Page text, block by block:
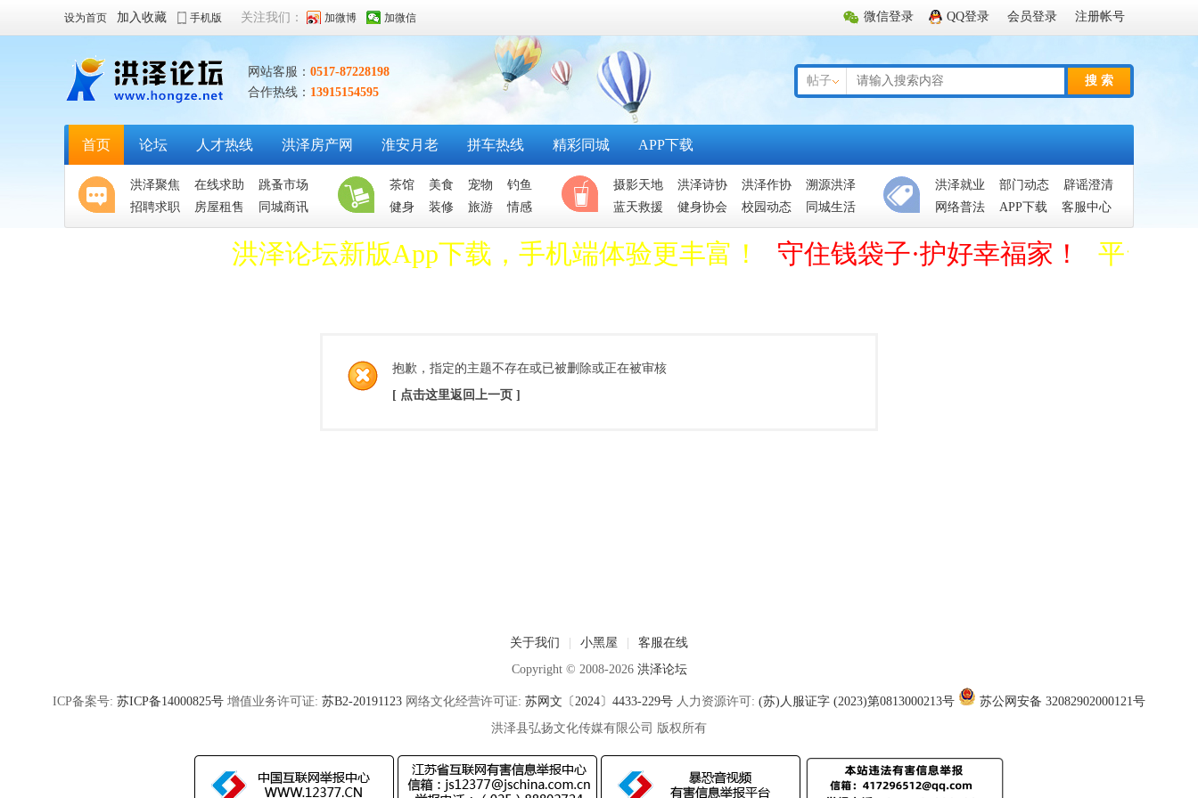
微信登录 QQ登录 会员登录 注册帐号
设为首页 加入收藏 手机版 关注我们： 加微博 加微信
网站客服： 0517-87228198
合作热线： 13915154595
帖子 搜 索
首页 论坛 人才热线 洪泽房产网 淮安月老 拼车热线 精彩同城 APP下载
洪泽聚焦 在线求助
跳蚤市场
招聘求职
房屋租售 同城商讯
茶馆 美食 宠物
钓鱼
健身
装修 旅游 情感
摄影天地 洪泽诗协 洪泽作协
溯源洪泽
蓝天救援
健身协会 校园动态 同城生活
洪泽就业 部门动态
辟谣澄清
网络普法
APP下载 客服中心
洪泽论坛新版App下载，手机端体验更丰富！ 守住钱袋子·护好幸福家！ 平台管
抱歉，指定的主题不存在或已被删除或正在被审核
[ 点击这里返回上一页 ]
关于我们 小黑屋
客服在线
Copyright © 2008-2026 洪泽论坛
ICP备案号: 苏ICP备14000825号 增值业务许可证: 苏B2-20191123 网络文化经营许可证: 苏网文〔2024〕4433-229号 人力资源许可: (苏)人服证字 (2023)第0813000213号
苏公网安备 32082902000121号
洪泽县弘扬文化传媒有限公司 版权所有